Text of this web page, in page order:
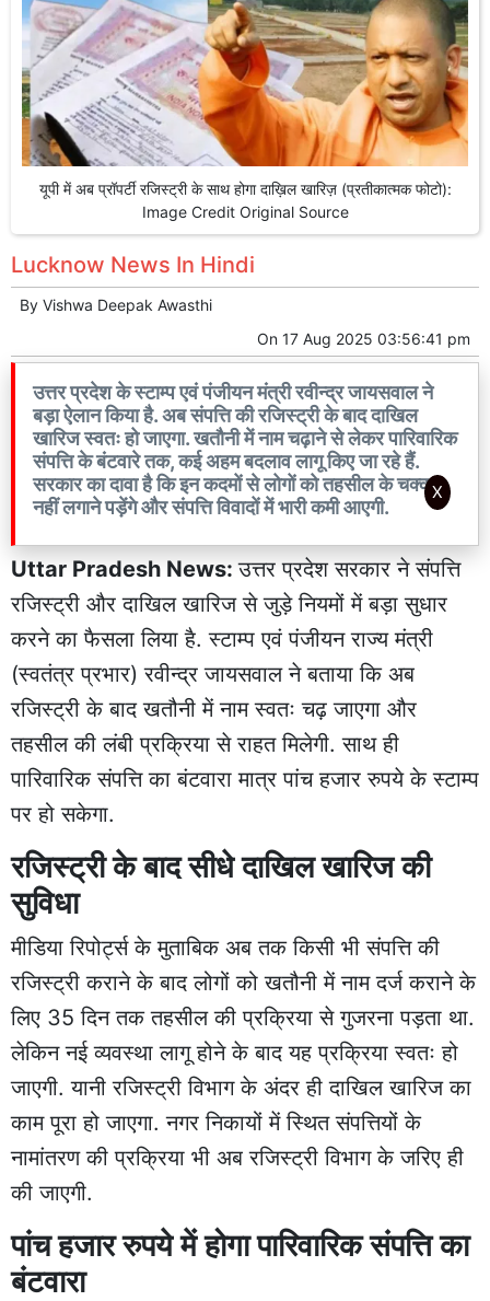
यूपी में अब प्रॉपर्टी रजिस्ट्री के साथ होगा दाख़िल खारिज़ (प्रतीकात्मक फोटो):
Image Credit Original Source
Lucknow News In Hindi
By Vishwa Deepak Awasthi
On 17 Aug 2025 03:56:41 pm
उत्तर प्रदेश के स्टाम्प एवं पंजीयन मंत्री रवीन्द्र जायसवाल ने
बड़ा ऐलान किया है. अब संपत्ति की रजिस्ट्री के बाद दाखिल
खारिज स्वतः हो जाएगा. खतौनी में नाम चढ़ाने से लेकर पारिवारिक
संपत्ति के बंटवारे तक, कई अहम बदलाव लागू किए जा रहे हैं.
सरकार का दावा है कि इन कदमों से लोगों को तहसील के चक्कर
नहीं लगाने पड़ेंगे और संपत्ति विवादों में भारी कमी आएगी.
Uttar Pradesh News:उत्तर प्रदेशसरकार ने संपत्ति
रजिस्ट्री औरदाखिल खारिजसे जुड़े नियमों में बड़ा सुधार
करने का फैसला लिया है. स्टाम्प एवं पंजीयन राज्य मंत्री
(स्वतंत्र प्रभार) रवीन्द्र जायसवाल ने बताया कि अब
रजिस्ट्री के बाद खतौनी में नाम स्वतः चढ़ जाएगा और
तहसील की लंबी प्रक्रिया से राहत मिलेगी. साथ ही
पारिवारिक संपत्ति का बंटवारा मात्र पांच हजार रुपये के स्टाम्प
पर हो सकेगा.
रजिस्ट्री के बाद सीधे दाखिल खारिज की
सुविधा
मीडिया रिपोर्ट्स के मुताबिक अब तक किसी भी संपत्ति की
रजिस्ट्री कराने के बाद लोगों को खतौनी में नाम दर्ज कराने के
लिए 35 दिन तक तहसील की प्रक्रिया से गुजरना पड़ता था.
लेकिन नई व्यवस्था लागू होने के बाद यह प्रक्रिया स्वतः हो
जाएगी. यानी रजिस्ट्री विभाग के अंदर ही दाखिल खारिज का
काम पूरा हो जाएगा. नगर निकायों में स्थित संपत्तियों के
नामांतरण की प्रक्रिया भी अब रजिस्ट्री विभाग के जरिए ही
की जाएगी.
पांच हजार रुपये में होगा पारिवारिक संपत्ति का
बंटवारा
X